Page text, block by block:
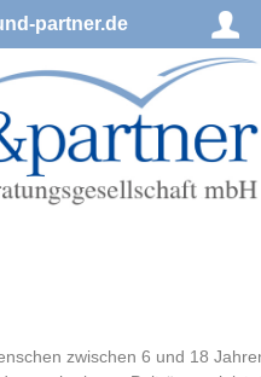
partner.de